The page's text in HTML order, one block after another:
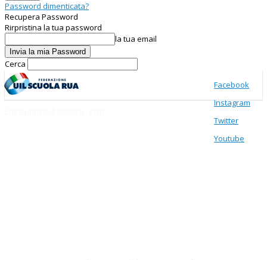
Password dimenticata?
Recupera Password
Rirpristina la tua password
la tua email
Cerca
Facebook
Instagram
Twitter
Youtube